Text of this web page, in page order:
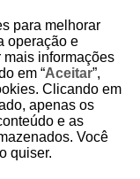
para melhorar
operação e
mais informações
em “Aceitar”,
Clicando em
apenas os
e as
Você
quiser.